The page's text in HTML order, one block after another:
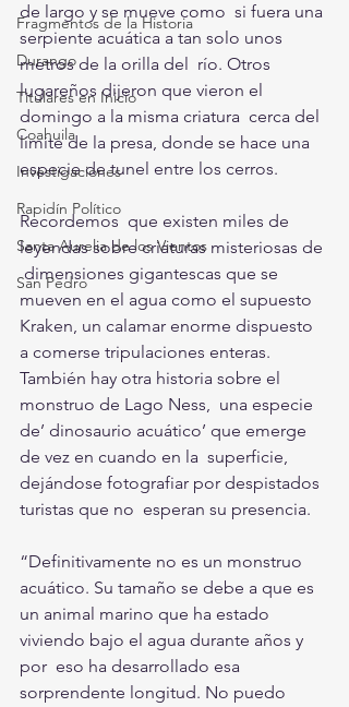
Fragmentos de la Historia
Durango
Titulares en Inicio
Coahuila
Investigaciones
Rapidín Político
Santa Aurelia de los Vientos
San Pedro
de largo y se mueve como  si fuera una
serpiente acuática a tan solo unos
metros de la orilla del  río. Otros
lugareños dijeron que vieron el
domingo a la misma criatura  cerca del
límite de la presa, donde se hace una
especie de tunel entre los cerros.
Recordemos  que existen miles de
leyendas sobre criaturas misteriosas de
dimensiones gigantescas que se
mueven en el agua como el supuesto
Kraken, un calamar enorme dispuesto
a comerse tripulaciones enteras.
También hay otra historia sobre el
monstruo de Lago Ness,  una especie
de’ dinosaurio acuático’ que emerge
de vez en cuando en la  superficie,
dejándose fotografiar por despistados
turistas que no  esperan su presencia.
“Definitivamente no es un monstruo
acuático. Su tamaño se debe a que es
un animal marino que ha estado
viviendo bajo el agua durante años y
por  eso ha desarrollado esa
sorprendente longitud. No puedo